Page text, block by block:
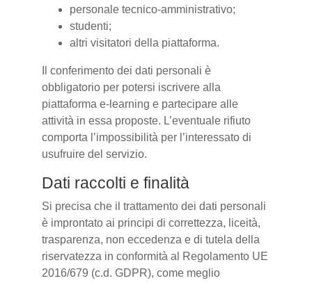
personale tecnico-amministrativo;
studenti;
altri visitatori della piattaforma.
Il conferimento dei dati personali è
obbligatorio per potersi iscrivere alla
piattaforma e-learning e partecipare alle
attività in essa proposte. L’eventuale rifiuto
comporta l’impossibilità per l’interessato di
usufruire del servizio.
Dati raccolti e finalità
Si precisa che il trattamento dei dati personali
è improntato ai principi di correttezza, liceità,
trasparenza, non eccedenza e di tutela della
riservatezza in conformità al Regolamento UE
2016/679 (c.d. GDPR), come meglio